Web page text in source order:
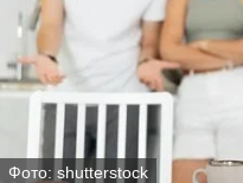
Фото: shutterstock